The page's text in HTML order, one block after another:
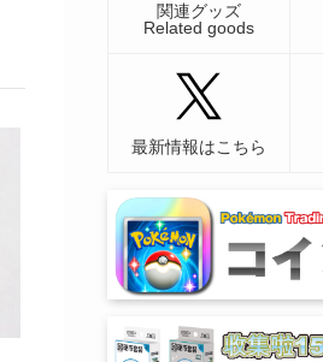
関連グッズ
Related goods
最新情報はこちら